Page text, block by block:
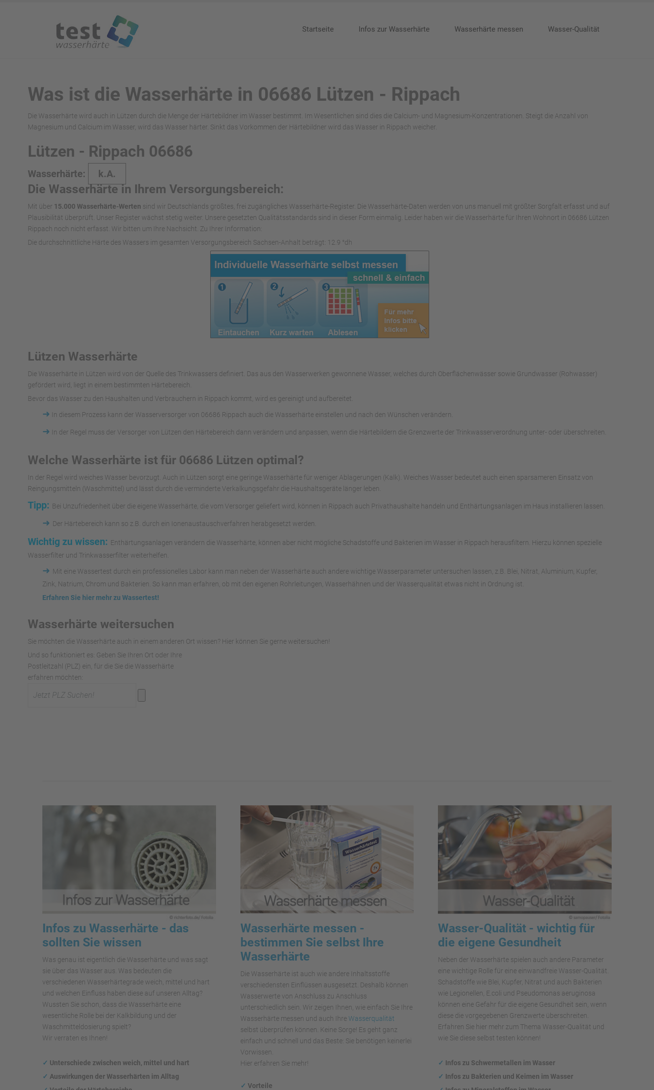
Startseite Infos zur Wasserhärte Wasserhärte messen Wasser-Qualität
Was ist die Wasserhärte in 06686 Lützen - Rippach
Die Wasserhärte wird auch in Lützen durch die Menge der Härtebildner im Wasser bestimmt. Im Wesentlichen sind dies die Calcium- und Magnesium-Konzentrationen. Steigt die Anzahl von
Magnesium und Calcium im Wasser, wird das Wasser härter. Sinkt das Vorkommen der Härtebildner wird das Wasser in Rippach weicher.
Lützen - Rippach 06686
Wasserhärte: k.A.
Die Wasserhärte in Ihrem Versorgungsbereich:
Mit über 15.000 Wasserhärte-Werten sind wir Deutschlands größtes, frei zugängliches Wasserhärte-Register. Die Wasserhärte-Daten werden von uns manuell mit größter Sorgfalt erfasst und auf
Plausibilität überprüft. Unser Register wächst stetig weiter. Unsere gesetzten Qualitätsstandards sind in dieser Form einmalig. Leider haben wir die Wasserhärte für Ihren Wohnort in 06686 Lützen
Rippach noch nicht erfasst. Wir bitten um Ihre Nachsicht. Zu Ihrer Information:
Die durchschnittliche Härte des Wassers im gesamten Versorgungsbereich Sachsen-Anhalt beträgt: 12.9 °dh
Lützen Wasserhärte
Die Wasserhärte in Lützen wird von der Quelle des Trinkwassers definiert. Das aus den Wasserwerken gewonnene Wasser, welches durch Oberflächenwässer sowie Grundwasser (Rohwasser)
gefördert wird, liegt in einem bestimmten Härtebereich.
Bevor das Wasser zu den Haushalten und Verbrauchern in Rippach kommt, wird es gereinigt und aufbereitet.
➜ In diesem Prozess kann der Wasserversorger von 06686 Rippach auch die Wasserhärte einstellen und nach den Wünschen verändern.
➜ In der Regel muss der Versorger von Lützen den Härtebereich dann verändern und anpassen, wenn die Härtebildern die Grenzwerte der Trinkwasserverordnung unter- oder überschreiten.
Welche Wasserhärte ist für 06686 Lützen optimal?
In der Regel wird weiches Wasser bevorzugt. Auch in Lützen sorgt eine geringe Wasserhärte für weniger Ablagerungen (Kalk). Weiches Wasser bedeutet auch einen sparsameren Einsatz von
Reingungsmitteln (Waschmittel) und lässt durch die verminderte Verkalkungsgefahr die Haushaltsgeräte länger leben.
Tipp: Bei Unzufriedenheit über die eigene Wasserhärte, die vom Versorger geliefert wird, können in Rippach auch Privathaushalte handeln und Enthärtungsanlagen im Haus installieren lassen.
➜ Der Härtebereich kann so z.B. durch ein Ionenaustauschverfahren herabgesetzt werden.
Wichtig zu wissen: Enthärtungsanlagen verändern die Wasserhärte, können aber nicht mögliche Schadstoffe und Bakterien im Wasser in Rippach herausfiltern. Hierzu können spezielle
Wasserfilter und Trinkwasserfilter weiterhelfen.
➜ Mit eine Wassertest durch ein professionelles Labor kann man neben der Wasserhärte auch andere wichtige Wasserparameter untersuchen lassen, z.B. Blei, Nitrat, Aluminium, Kupfer,
Zink, Natrium, Chrom und Bakterien. So kann man erfahren, ob mit den eigenen Rohrleitungen, Wasserhähnen und der Wasserqualität etwas nicht in Ordnung ist.
Erfahren Sie hier mehr zu Wassertest!
Wasserhärte weitersuchen
Sie möchten die Wasserhärte auch in einem anderen Ort wissen? Hier können Sie gerne weitersuchen!
Und so funktioniert es: Geben Sie Ihren Ort oder Ihre
Postleitzahl (PLZ) ein, für die Sie die Wasserhärte
erfahren möchten:
Infos zu Wasserhärte - das
sollten Sie wissen
Was genau ist eigentlich die Wasserhärte und was sagt
sie über das Wasser aus. Was bedeuten die
verschiedenen Wasserhärtegrade weich, mittel und hart
und welchen Einfluss haben diese auf unseren Alltag?
Wussten Sie schon, dass die Wasserhärte eine
wesentliche Rolle bei der Kalkbildung und der
Waschmitteldosierung spielt?
Wir verraten es Ihnen!
✓ Unterschiede zwischen weich, mittel und hart
✓ Auswirkungen der Wasserhärten im Alltag
Wasserhärte messen -
bestimmen Sie selbst Ihre
Wasserhärte
Die Wasserhärte ist auch wie andere Inhaltsstoffe
verschiedensten Einflüssen ausgesetzt. Deshalb können
Wasserwerte von Anschluss zu Anschluss
unterschiedlich sein. Wir zeigen Ihnen, wie einfach Sie Ihre
Wasserhärte messen und auch IhreWasserqualität
selbst überprüfen können. Keine Sorge! Es geht ganz
einfach und schnell und das Beste: Sie benötigen keinerlei
Vorwissen.
Hier erfahren Sie mehr!
✓ Vorteile
Wasser-Qualität - wichtig für
die eigene Gesundheit
Neben der Wasserhärte spielen auch andere Parameter
eine wichtige Rolle für eine einwandfreie Wasser-Qualität.
Schadstoffe wie Blei, Kupfer, Nitrat und auch Bakterien
wie Legionellen, E.coli und Pseudomonas aeruginosa
können eine Gefahr für die eigene Gesundheit sein, wenn
diese die vorgegebenen Grenzwerte überschreiten.
Erfahren Sie hier mehr zum Thema Wasser-Qualität und
wie Sie diese selbst testen können!
✓ Infos zu Schwermetallen im Wasser
✓ Infos zu Bakterien und Keimen im Wasser